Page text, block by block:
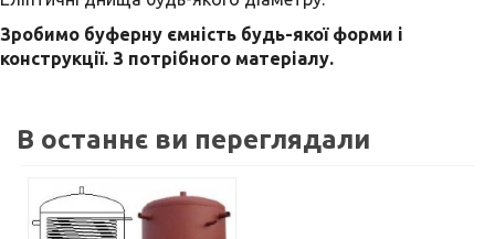
Зробимо буферну ємність будь-якої форми і
конструкції. З потрібного матеріалу.
В останнє ви переглядали